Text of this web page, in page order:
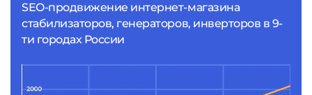
SEO-продвижение интернет-магазина
стабилизаторов, генераторов, инверторов в 9-
ти городах России